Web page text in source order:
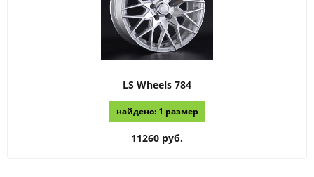
LS Wheels 784
найдено: 1 размер
11260 руб.